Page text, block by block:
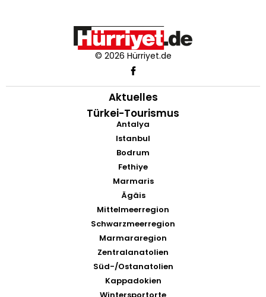
© 2026 Hürriyet.de
Aktuelles
Türkei-Tourismus
Antalya
Istanbul
Bodrum
Fethiye
Marmaris
Ägäis
Mittelmeerregion
Schwarzmeerregion
Marmararegion
Zentralanatolien
Süd-/Ostanatolien
Kappadokien